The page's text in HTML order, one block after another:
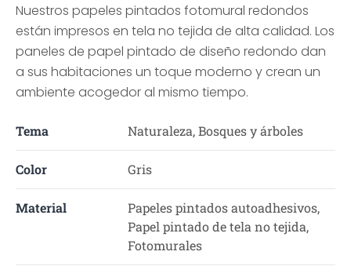
Nuestros papeles pintados fotomural redondos
están impresos en tela no tejida de alta calidad. Los
paneles de papel pintado de diseño redondo dan
a sus habitaciones un toque moderno y crean un
ambiente acogedor al mismo tiempo.
Tema Naturaleza, Bosques y árboles
Color Gris
Material
Papeles pintados autoadhesivos,
Papel pintado de tela no tejida,
Fotomurales